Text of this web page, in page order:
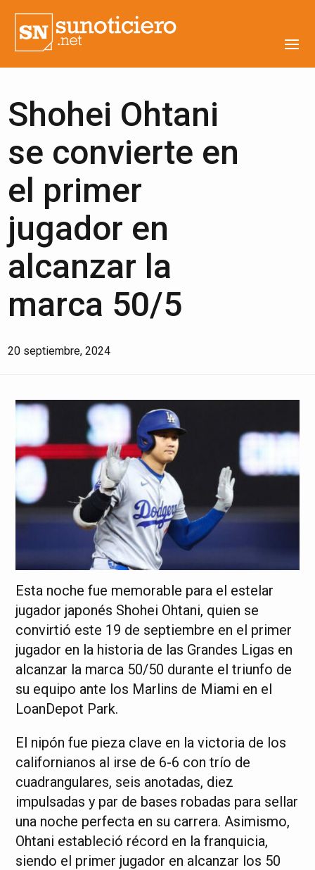
Shohei Ohtani
se convierte en
el primer
jugador en
alcanzar la
marca 50/5
20 septiembre, 2024
Esta noche fue memorable para el estelar
jugador japonés Shohei Ohtani, quien se
convirtió este 19 de septiembre en el primer
jugador en la historia de las Grandes Ligas en
alcanzar la marca 50/50 durante el triunfo de
su equipo ante los Marlins de Miami en el
LoanDepot Park.
El nipón fue pieza clave en la victoria de los
californianos al irse de 6-6 con trío de
cuadrangulares, seis anotadas, diez
impulsadas y par de bases robadas para sellar
una noche perfecta en su carrera. Asimismo,
Ohtani estableció récord en la franquicia,
siendo el primer jugador en alcanzar los 50